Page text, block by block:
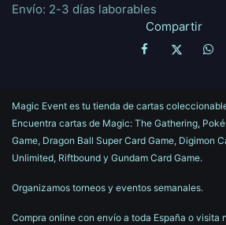
Envío: 2-3 días laborables
Compartir
Magic Event es tu tienda de cartas
Encuentra cartas de Magic: The Gathering,
Game, Dragon Ball Super Card Game, Digimon
Unlimited, Riftbound y Gundam Card Game.
Organizamos torneos y eventos semanales.
Compra online con envío a toda España o visita